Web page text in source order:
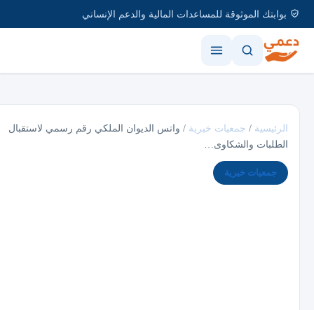
بوابتك الموثوقة للمساعدات المالية والدعم الإنساني
الرئيسية / جمعيات خيرية / واتس الديوان الملكي رقم رسمي لاستقبال
الطلبات والشكاوى…
جمعيات خيرية